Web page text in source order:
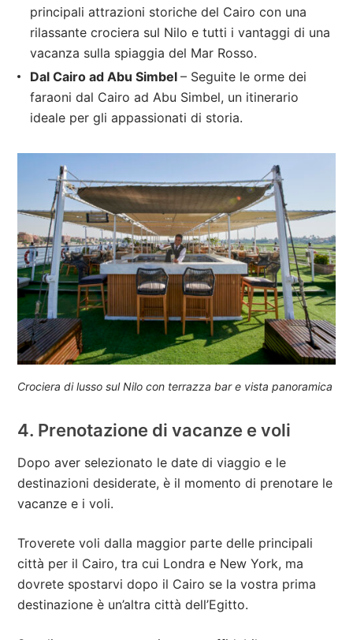
principali attrazioni storiche del Cairo con una
rilassante crociera sul Nilo e tutti i vantaggi di una
vacanza sulla spiaggia del Mar Rosso.
Dal Cairo ad Abu Simbel– Seguite le orme dei
faraoni dal Cairo ad Abu Simbel, un itinerario
ideale per gli appassionati di storia.
Crociera di lusso sul Nilo con terrazza bar e vista panoramica
4. Prenotazione di vacanze e voli
Dopo aver selezionato le date di viaggio e le
destinazioni desiderate, è il momento di prenotare le
vacanze e i voli.
Troverete voli dalla maggior parte delle principali
città per il Cairo, tra cui Londra e New York, ma
dovrete spostarvi dopo il Cairo se la vostra prima
destinazione è un’altra città dell’Egitto.